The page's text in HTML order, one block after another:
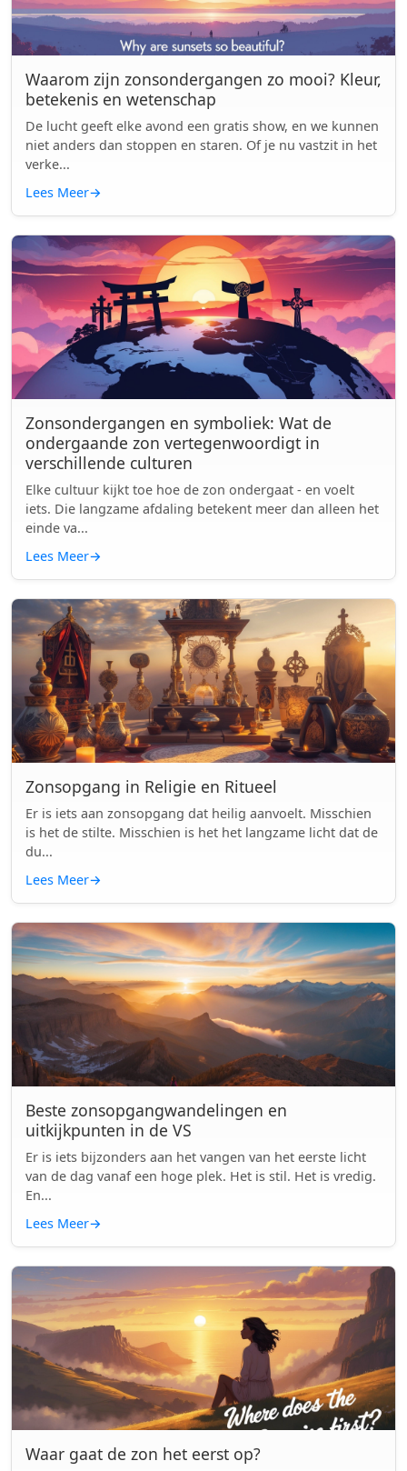
Waarom zijn zonsondergangen zo mooi? Kleur,
betekenis en wetenschap
De lucht geeft elke avond een gratis show, en we kunnen
niet anders dan stoppen en staren. Of je nu vastzit in het
verke...
Lees Meer→
Zonsondergangen en symboliek: Wat de
ondergaande zon vertegenwoordigt in
verschillende culturen
Elke cultuur kijkt toe hoe de zon ondergaat - en voelt
iets. Die langzame afdaling betekent meer dan alleen het
einde va...
Lees Meer→
Zonsopgang in Religie en Ritueel
Er is iets aan zonsopgang dat heilig aanvoelt. Misschien
is het de stilte. Misschien is het het langzame licht dat de
du...
Lees Meer→
Beste zonsopgangwandelingen en
uitkijkpunten in de VS
Er is iets bijzonders aan het vangen van het eerste licht
van de dag vanaf een hoge plek. Het is stil. Het is vredig.
En...
Lees Meer→
Waar gaat de zon het eerst op?